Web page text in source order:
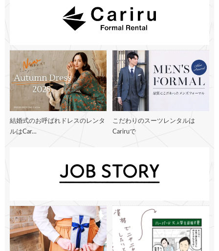
結婚式のお呼ばれドレスのレンタ
ルはCar…
こだわりのスーツレンタルは
Cariruで